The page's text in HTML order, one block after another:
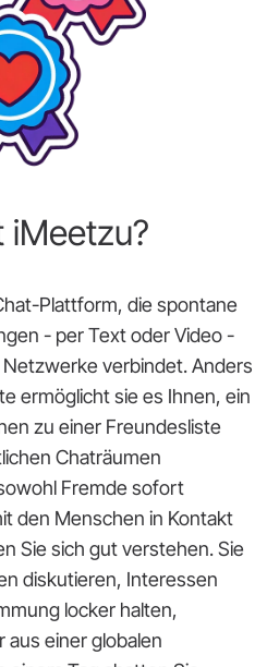
iMeetzu?
Plattform, die spontane
- per Text oder Video -
verbindet. Anders
ermöglicht sie es Ihnen, ein
zu einer Freundesliste
Chaträumen
Fremde sofort
den Menschen in Kontakt
Sie sich gut verstehen. Sie
diskutieren, Interessen
locker halten,
einer globalen